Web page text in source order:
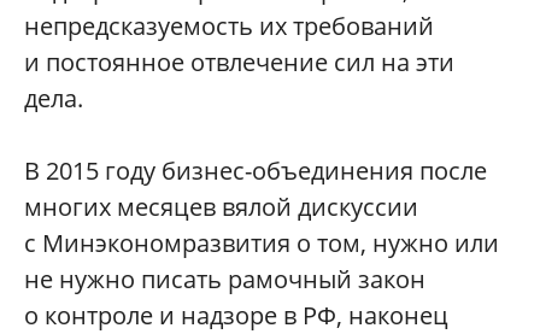
непредсказуемость их требований
и постоянное отвлечение сил на эти
дела.
В 2015 году бизнес-объединения после
многих месяцев вялой дискуссии
с Минэкономразвития о том, нужно или
не нужно писать рамочный закон
о контроле и надзоре в РФ, наконец